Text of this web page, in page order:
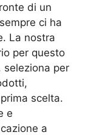
di un
ci ha
La nostra
per questo
per
scelta.
e
a